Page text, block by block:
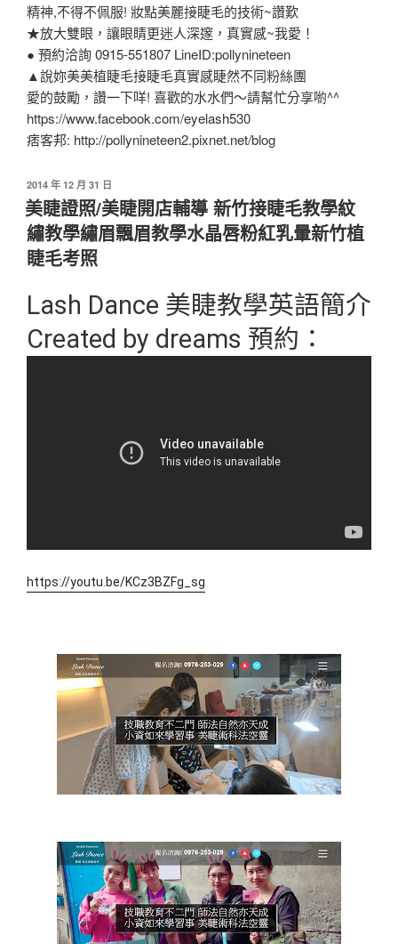
精神,不得不佩服! 妝點美麗接睫毛的技術~讚歎
★放大雙眼，讓眼睛更迷人深邃，真實感~我愛！
● 預約洽詢 0915-551807 LineID:pollynineteen
▲說妳美美植睫毛接睫毛真實感睫然不同粉絲團
愛的鼓勵，讚一下咩! 喜歡的水水們～請幫忙分享喲^^
https://www.facebook.com/eyelash530
痞客邦: http://pollynineteen2.pixnet.net/blog
發
佈
於
2014 年 12 月 31 日
美睫證照/美睫開店輔導 新竹接睫毛教學紋
繡教學繡眉飄眉教學水晶唇粉紅乳暈新竹植
睫毛考照
Lash Dance 美睫教學英語簡介
Created by dreams 預約：
https://youtu.be/KCz3BZFg_sg